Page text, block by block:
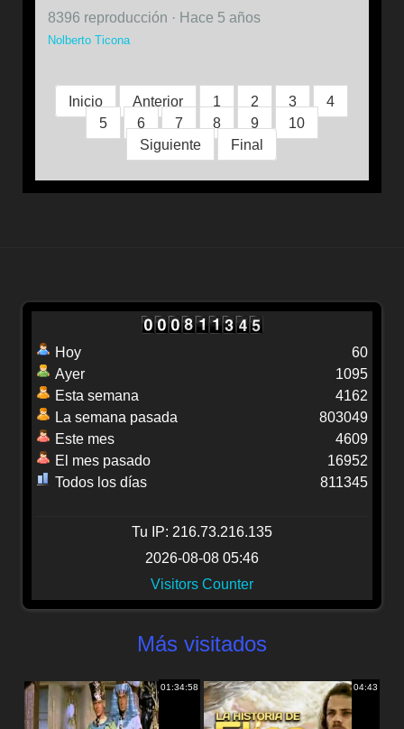
8396 reproducción · Hace 5 años
Nolberto Ticona
Inicio Anterior 1 2 3
4
5
6 7 8 9
10
Siguiente
Final
Hoy
Ayer
Esta semana
La semana pasada
Este mes
El mes pasado
Todos los días
60
1095
4162
803049
4609
16952
811345
Tu IP: 216.73.216.135
2026-08-08 05:46
Visitors Counter
Más visitados
01:34:58 04:43